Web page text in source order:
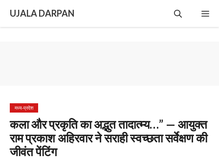
content
UJALA DARPAN
मध्य-प्रदेश
कला और प्रकृति का अद्भुत तादात्म्य…” — आयुक्त
राम प्रकाश अहिरवार ने सराही स्वच्छता सर्वेक्षण की
जीवंत पेंटिंग